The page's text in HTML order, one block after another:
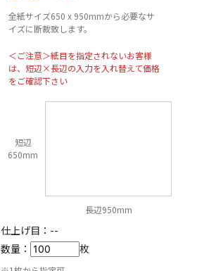
全紙サイズ650 x 950mmから必要なサ
イズに断裁致します。
＜ご注意＞紙目を指定されないお客様
は、短辺×長辺の入力を入れ替えて価格
をご確認下さい
短辺
650mm
長辺950mm
仕上げ目： --
数量：
枚